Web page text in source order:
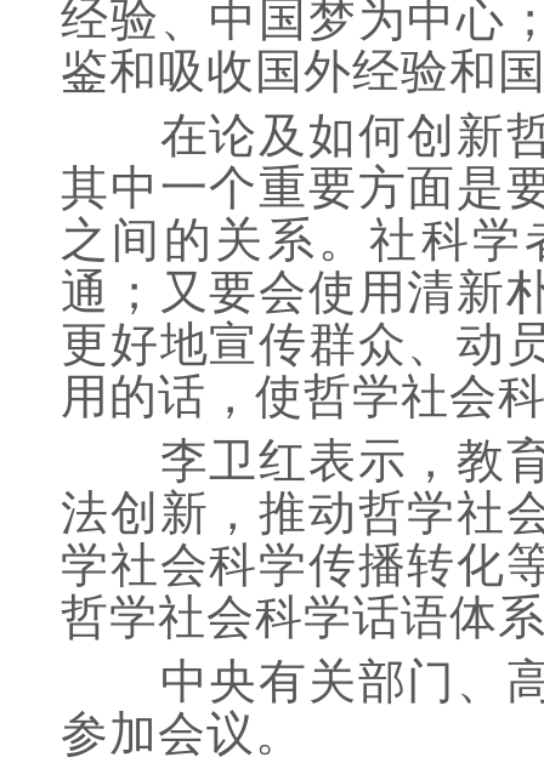
经验、中国梦为中心
鉴和吸收国外经验和
在论及如何创新哲
其中一个重要方面是
之间的关系。社科
通；又要会使用清新
更好地宣传群众、动
用的话，使哲学社会
李卫红表示，教育
法创新，推动哲学社
学社会科学传播转化
哲学社会科学话语体
中央有关部门、高
参加会议。